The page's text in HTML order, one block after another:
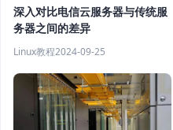
深入对比电信云服务器与传统服
务器之间的差异
Linux教程2024-09-25